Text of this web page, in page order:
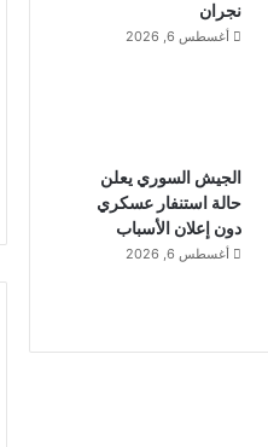
نجران
أغسطس 6, 2026
الجيش السوري يعلن
حالة استنفار عسكري
دون إعلان الأسباب
أغسطس 6, 2026